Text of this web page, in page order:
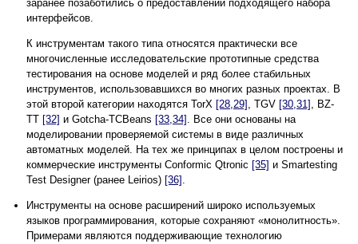
заранее позаботились о предоставлении подходящего набора
интерфейсов.
К инструментам такого типа относятся практически все
многочисленные исследовательские прототипные средства
тестирования на основе моделей и ряд более стабильных
инструментов, использовавшихся во многих разных проектах. В
этой второй категории находятся TorX [28,29] , TGV [30,31] , BZ-
TT [32] и Gotcha-TCBeans [33,34] . Все они основаны на
моделировании проверяемой системы в виде различных
автоматных моделей. На тех же принципах в целом построены и
коммерческие инструменты Conformic Qtronic [35] и Smartesting
Test Designer (ранее Leirios) [36] .
Инструменты на основе расширений широко используемых
языков программирования, которые сохраняют «монолитность».
Примерами являются поддерживающие технологию